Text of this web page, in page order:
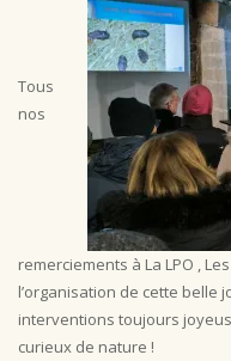
Tous
nos
remerciements à La LPO ,
l’organisation de cette belle
interventions toujours
curieux de nature !